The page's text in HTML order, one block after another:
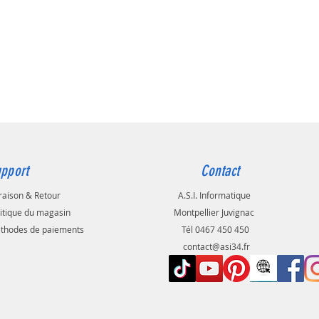
& Retour
du magasin
de paiements
Contact
A.S.I. Informatique
Montpellier Juvignac
Tél 0467 450 450
contact@asi34.fr